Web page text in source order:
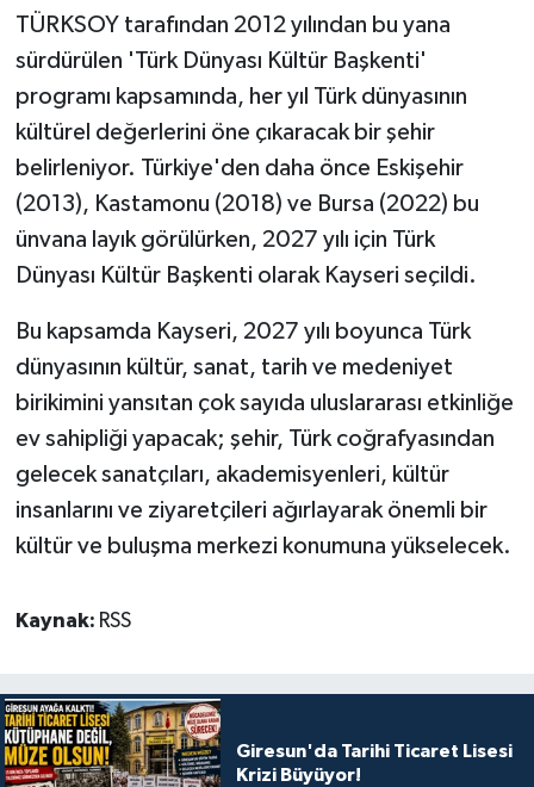
TÜRKSOY tarafından 2012 yılından bu yana
sürdürülen 'Türk Dünyası Kültür Başkenti'
programı kapsamında, her yıl Türk dünyasının
kültürel değerlerini öne çıkaracak bir şehir
belirleniyor. Türkiye'den daha önce Eskişehir
(2013), Kastamonu (2018) ve Bursa (2022) bu
ünvana layık görülürken, 2027 yılı için Türk
Dünyası Kültür Başkenti olarak Kayseri seçildi.
Bu kapsamda Kayseri, 2027 yılı boyunca Türk
dünyasının kültür, sanat, tarih ve medeniyet
birikimini yansıtan çok sayıda uluslararası etkinliğe
ev sahipliği yapacak; şehir, Türk coğrafyasından
gelecek sanatçıları, akademisyenleri, kültür
insanlarını ve ziyaretçileri ağırlayarak önemli bir
kültür ve buluşma merkezi konumuna yükselecek.
Kaynak: RSS
Giresun'da Tarihi Ticaret Lisesi
Krizi Büyüyor!